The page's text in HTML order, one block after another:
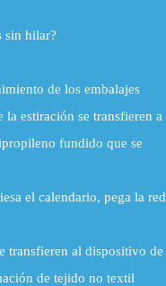
sin hilar?
de los embalajes
la estiración se transfieren a
fundido que se
el calendario, pega la red
transfieren al dispositivo de
de tejido no textil